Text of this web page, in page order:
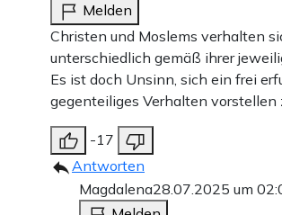
Melden
Christen und Moslems verhalten
unterschiedlich gemäß ihrer
Es ist doch Unsinn, sich ein frei
gegenteiliges Verhalten vorstellen
-17
Antworten
Magdalena28.07.2025 um